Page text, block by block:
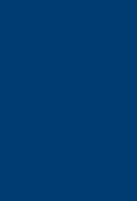
um formato do